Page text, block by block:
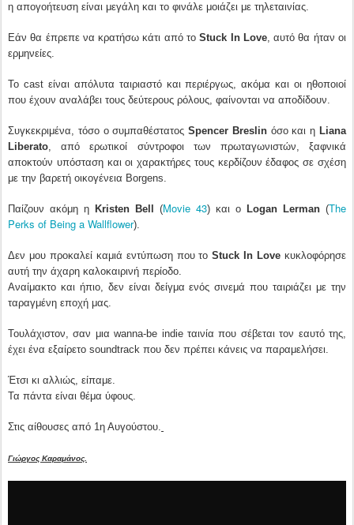
η απογοήτευση είναι μεγάλη και το φινάλε μοιάζει με τηλεταινίας.
Εάν θα έπρεπε να κρατήσω κάτι από τοStuck In Love, αυτό θα ήταν οι
ερμηνείες.
Το cast είναι απόλυτα ταιριαστό και περιέργως, ακόμα και οι ηθοποιοί
που έχουν αναλάβει τους δεύτερους ρόλους, φαίνονται να αποδίδουν.
Συγκεκριμένα, τόσο ο συμπαθέστατοςSpencer Breslinόσο και η Liana
Liberato, από ερωτικοί σύντροφοι των πρωταγωνιστών, ξαφνικά
αποκτούν υπόσταση και οι χαρακτήρες τους κερδίζουν έδαφος σε σχέση
με την βαρετή οικογένεια Borgens.
Παίζουν ακόμη η Kristen Bell (Movie 43) και ο Logan Lerman (The
Perks of Being a Wallflower).
Δεν μου προκαλεί καμιά εντύπωση που τοStuck In Love κυκλοφόρησε
αυτή την άχαρη καλοκαιρινή περίοδο.
Αναίμακτο και ήπιο, δεν είναι δείγμα ενός σινεμά που ταιριάζει με την
ταραγμένη εποχή μας.
Τουλάχιστον, σαν μια wanna-be indie ταινία που σέβεται τον εαυτό της,
έχει ένα εξαίρετο soundtrack που δεν πρέπει κάνεις να παραμελήσει.
Έτσι κι αλλιώς, είπαμε.
Τα πάντα είναι θέμα ύφους.
Στις αίθουσες από 1η Αυγούστου.
Γιώργος Καραμάνος.